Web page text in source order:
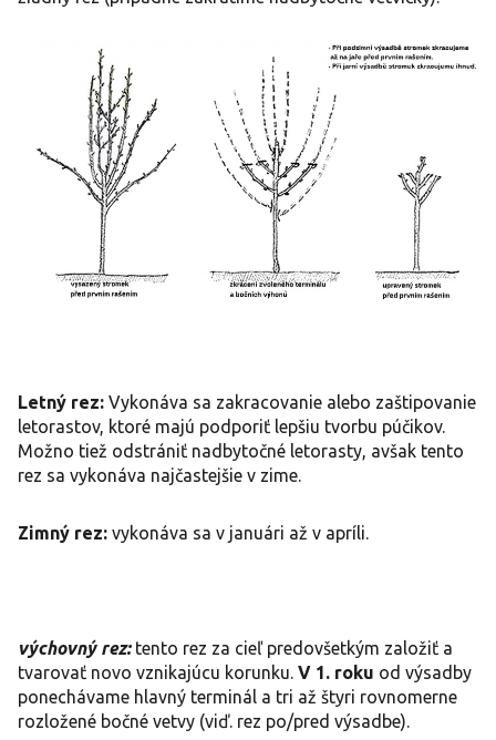
Letný rez: Vykonáva sa zakracovanie alebo zaštipovanie
letorastov, ktoré majú podporiť lepšiu tvorbu púčikov.
Možno tiež odstrániť nadbytočné letorasty, avšak tento
rez sa vykonáva najčastejšie v zime.
Zimný rez: vykonáva sa v januári až v apríli.
výchovný rez:tento rez za cieľ predovšetkým založiť a
tvarovať novo vznikajúcu korunku. V 1. roku od výsadby
ponechávame hlavný terminál a tri až štyri rovnomerne
rozložené bočné vetvy (viď. rez po/pred výsadbe).